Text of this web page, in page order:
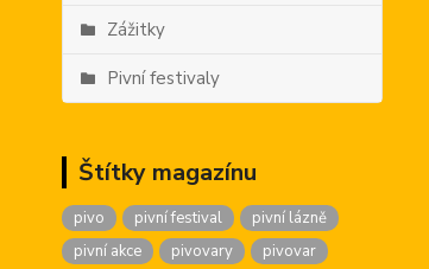
Zážitky
Pivní festivaly
Štítky magazínu
pivo pivní festival
pivní lázně
pivní akce
pivovary
pivovar